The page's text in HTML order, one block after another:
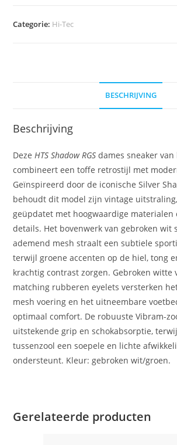
Categorie: Hi-Tec
BESCHRIJVING
Beschrijving
Deze HTS Shadow RGS dames sneaker van
combineert een toffe retrostijl met
Geïnspireerd door de iconische Silver
behoudt dit model zijn vintage
geüpdatet met hoogwaardige materialen
details. Het bovenwerk van gebroken wit
ademend mesh straalt een subtiele
terwijl groene accenten op de hiel, tong
krachtig contrast zorgen. Gebroken witte
matching rubberen eyelets versterken
mesh voering en het uitneembare
optimaal comfort. De robuuste Vibram-
uitstekende grip en schokabsorptie,
tussenzool een soepele en lichte
ondersteunt. Kleur: gebroken wit/groen.
Gerelateerde producten